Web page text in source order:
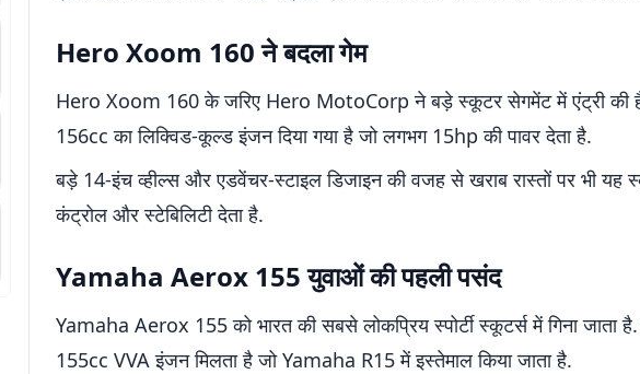
Hero Xoom 160 ने बदला गेम
Hero Xoom 160 के जरिए Hero MotoCorp ने बड़े स्कूटर सेगमेंट में एंट्री की
156cc का लिक्विड-कूल्ड इंजन दिया गया है जो लगभग 15hp की पावर देता है.
बड़े 14-इंच व्हील्स और एडवेंचर-स्टाइल डिजाइन की वजह से खराब रास्तों पर भी यह
कंट्रोल और स्टेबिलिटी देता है.
Yamaha Aerox 155 युवाओं की पहली पसंद
Yamaha Aerox 155 को भारत की सबसे लोकप्रिय स्पोर्टी स्कूटर्स में गिना जाता
155cc VVA इंजन मिलता है जो Yamaha R15 में इस्तेमाल किया जाता है.